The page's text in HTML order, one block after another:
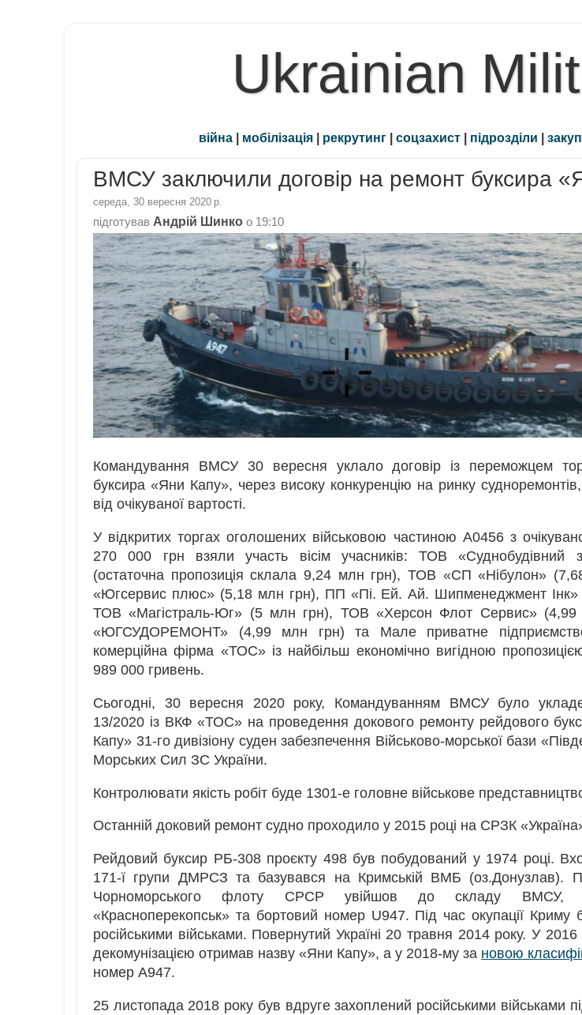
Ukrainian
війна | мобілізація | рекрутинг | соцзахист | підрозділи |
ВМСУ заключили договір на ремонт буксира
середа, 30 вересня 2020 р.
підготував Андрій Шинко о 19:10
Командування ВМСУ 30 вересня уклало договір із переможцем
буксира «Яни Капу», через високу конкуренцію на ринку
від очікуваної вартості.
У відкритих торгах оголошених військовою частиною А0456 з
270 000 грн взяли участь вісім учасників: ТОВ «Суднобудівний
(остаточна пропозиція склала 9,24 млн грн), ТОВ «СП «Нібулон»
«Югсервис плюс» (5,18 млн грн), ПП «Пі. Ей. Ай. Шипменеджмент Інк»
ТОВ «Магістраль-Юг» (5 млн грн), ТОВ «Херсон Флот Сервис»
«ЮГСУДОРЕМОНТ» (4,99 млн грн) та Мале приватне
комерційна фірма «ТОС» із найбільш економічно вигідною
989 000 гривень.
Сьогодні, 30 вересня 2020 року, Командуванням ВМСУ було
13/2020 із ВКФ «ТОС» на проведення докового ремонту рейдового
Капу» 31-го дивізіону суден забезпечення Військово-морської бази
Морських Сил ЗС України.
Контролювати якість робіт буде 1301-е головне військове
Останній доковий ремонт судно проходило у 2015 році на СРЗК
Рейдовий буксир РБ-308 проєкту 498 був побудований у 1974 році.
171-ї групи ДМРСЗ та базувався на Кримській ВМБ (оз.Донузлав).
Чорноморського флоту СРСР увійшов до складу ВМСУ,
«Красноперекопськ» та бортовий номер U947. Під час окупації Криму
російськими військами. Повернутий Україні 20 травня 2014 року. У 2016
декомунізацією отримав назву «Яни Капу», а у 2018-му за новою
номер A947.
25 листопада 2018 року був вдруге захоплений російськими військами